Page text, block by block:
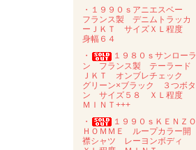
・１９９０ｓアニエスベー
フランス製 デニムトラッカ
ーＪＫＴ サイズＸＬ程度
身幅６４
・
１９８０ｓサンローラ
ン フランス製 テーラード
ＪＫＴ オンブレチェック
グリーン×ブラック ３つボタ
ン サイズ５８ ＸＬ程度
ＭＩＮＴ+++
・
１９９０ｓＫＥＮＺＯ
ＨＯＭＭＥ ループカラー開
襟シャツ レーヨンボディ